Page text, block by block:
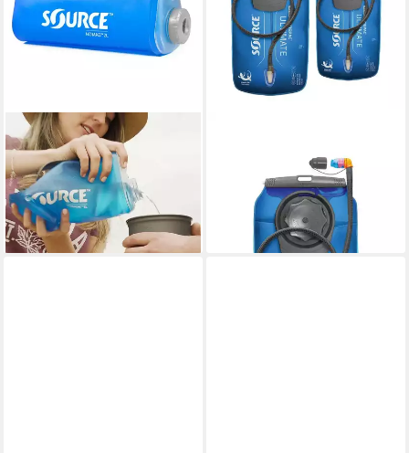
SOURCE
Trinkflasche Nomadic 2 Liter
2070700102 Faltbare
Wasserflasche
34,99 €
lieferbar - in 2-3 Werktagen bei dir
alpine blue Trinksystem für
Rucksäcke
ab 47,99 €
lieferbar - in 2-3 Werktagen bei dir